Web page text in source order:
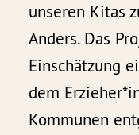
unseren Kitas
Anders. Das
Einschätzung
dem
Kommunen